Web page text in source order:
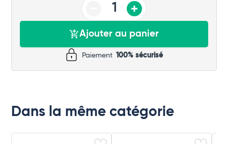
Ajouter au panier
Paiement 100% sécurisé
Dans la même catégorie